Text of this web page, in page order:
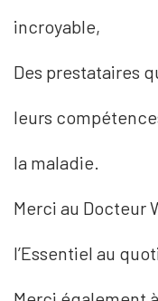
incroyable,
Des prestataires
leurs
la maladie.
Merci au Docteur
l’Essentiel au